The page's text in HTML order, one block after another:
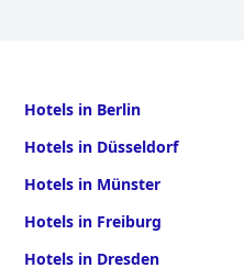
Hotels in Berlin
Hotels in Düsseldorf
Hotels in Münster
Hotels in Freiburg
Hotels in Dresden